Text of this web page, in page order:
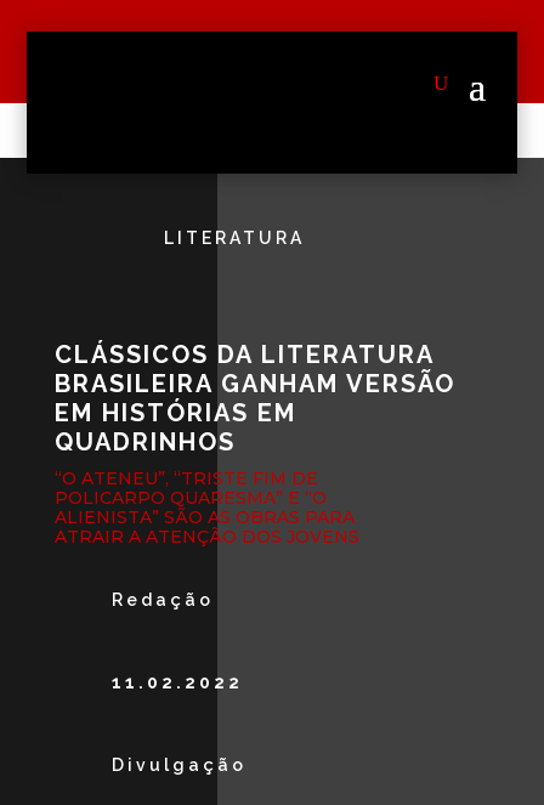
LITERATURA
CLÁSSICOS DA LITERATURA
BRASILEIRA GANHAM VERSÃO
EM HISTÓRIAS EM
QUADRINHOS
“O ATENEU”, “TRISTE FIM DE
POLICARPO QUARESMA” E “O
ALIENISTA” SÃO AS OBRAS PARA
ATRAIR A ATENÇÃO DOS JOVENS
Redação
11.02.2022
Divulgação